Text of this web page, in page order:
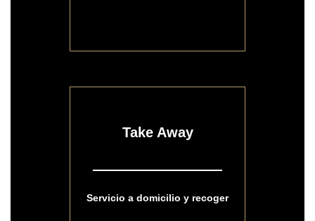
Take Away
Servicio a domicilio y recoger